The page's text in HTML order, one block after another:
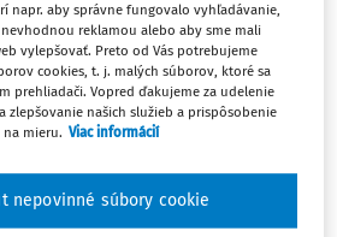
prečítali len začiatok...
je len pre predplatiteľov.
napr. aby správne fungovalo vyhľadávanie,
reklamou alebo aby sme mali
vylepšovať. Preto od Vás potrebujeme
cookies, t. j. malých súborov, ktoré sa
prehliadači. Vopred ďakujeme za udelenie
zlepšovanie našich služieb a prispôsobenie
mieru. Viac informácií
nepovinné súbory cookie